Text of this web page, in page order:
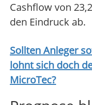
Cashflow von
den Eindruck ab.
Sollten Anleger
lohnt sich doch
MicroTec?